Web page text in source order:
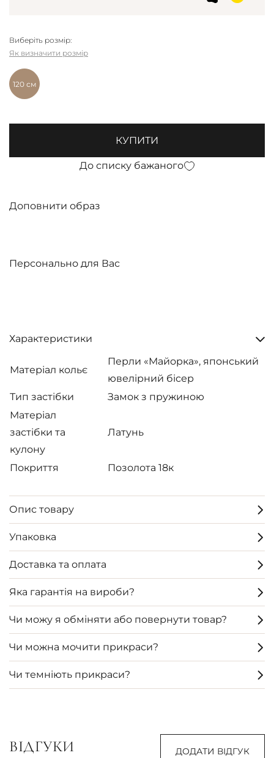
Виберіть розмір:
120 см
Як визначити розмір
КУПИТИ
До списку бажаного
Доповнити образ
Персонально для Вас
Характеристики
Матеріал кольє
Перли «Майорка», японський
ювелірний бісер
Тип застібки
Замок з пружиною
Матеріал
застібки та
кулону
Латунь
Покриття Позолота 18к
Опис товару
Упаковка
Доставка та оплата
Яка гарантія на вироби?
Чи можу я обміняти або повернути товар?
Чи можна мочити прикраси?
Чи темніють прикраси?
ВІДГУКИ ДОДАТИ ВІДГУК